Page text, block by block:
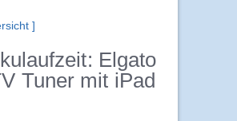
]
Elgato
Tuner mit iPad